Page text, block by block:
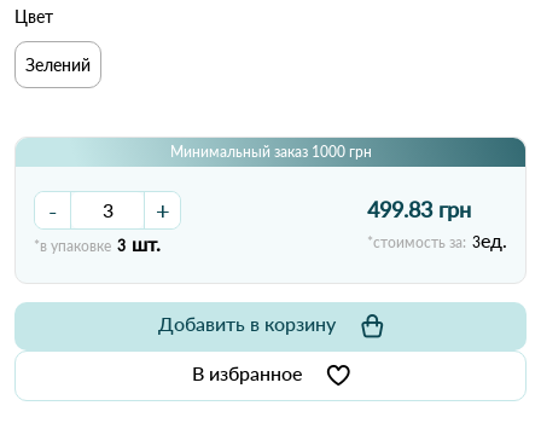
Цвет
Зелений
Минимальный заказ 1000 грн
- +
*в упаковке 3 шт.
499.83 грн
*стоимость за: 3ед.
В избранное
Добавить в корзину